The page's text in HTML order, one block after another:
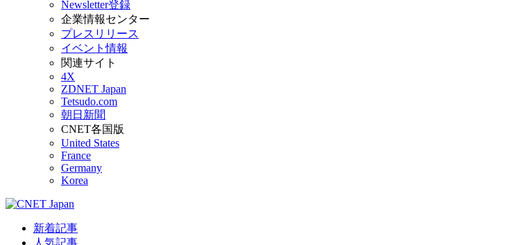
Newsletter登録
企業情報センター
プレスリリース
イベント情報
関連サイト
4X
ZDNET Japan
Tetsudo.com
朝日新聞
CNET各国版
United States
France
Germany
Korea
新着記事
人気記事